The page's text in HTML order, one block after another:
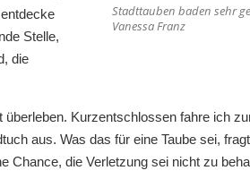
Stadttauben baden sehr
Vanessa Franz
Stelle,
die
Kurzentschlossen fahre ich
aus. Was das für eine Taube sei,
Chance, die Verletzung sei nicht zu